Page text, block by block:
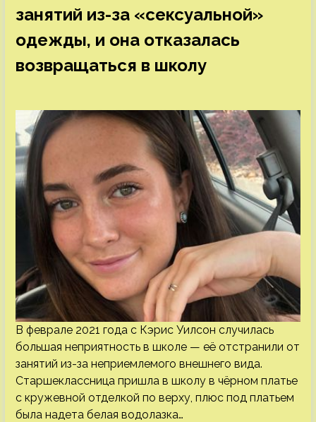
занятий из-за «сексуальной»
одежды, и она отказалась
возвращаться в школу
В феврале 2021 года с Кэрис Уилсон случилась
большая неприятность в школе — её отстранили от
занятий из-за неприемлемого внешнего вида.
Старшеклассница пришла в школу в чёрном платье
с кружевной отделкой по верху, плюс под платьем
была надета белая водолазка…